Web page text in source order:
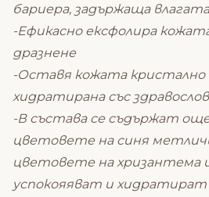
бариера, задържаща
-Ефикасно ексфолира
дразнене
-Оставя кожата кристално
хидратирана със
-В състава се съдържат
цветовете на синя
цветовете на хризантема
успокояяват и